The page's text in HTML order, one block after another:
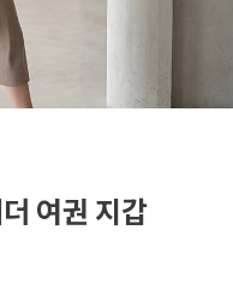
여권 지갑